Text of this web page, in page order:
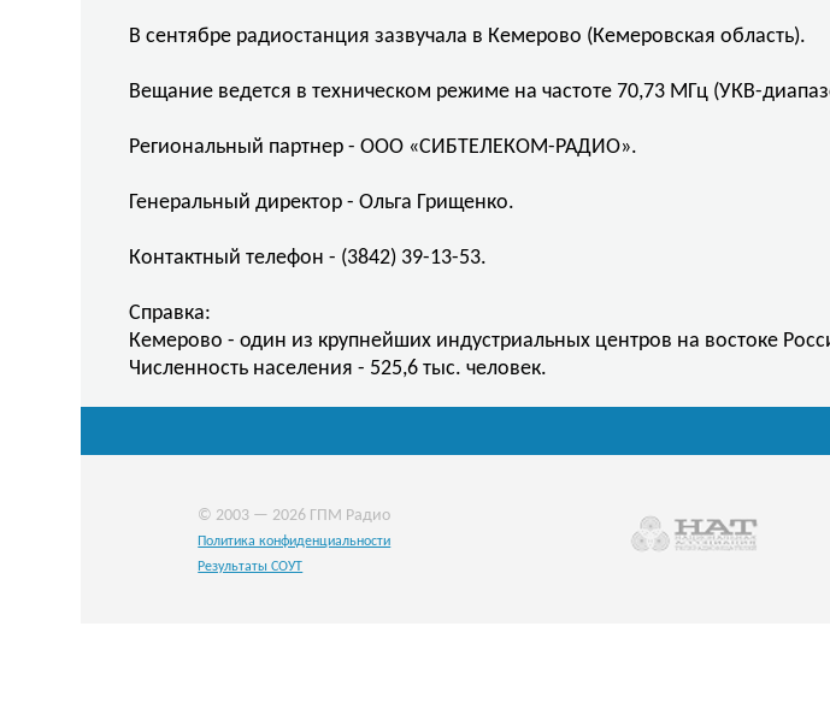
В сентябре радиостанция зазвучала в Кемерово (Кемеровская область).
Вещание ведется в техническом режиме на частоте 70,73 МГц (УКВ-
Региональный партнер - ООО «СИБТЕЛЕКОМ-РАДИО».
Генеральный директор - Ольга Грищенко.
Контактный телефон - (3842) 39-13-53.
Справка:
Кемерово - один из крупнейших индустриальных центров на востоке
Численность населения - 525,6 тыс. человек.
© 2003 — 2026 ГПМ Радио
Политика конфиденциальности
Результаты СОУТ